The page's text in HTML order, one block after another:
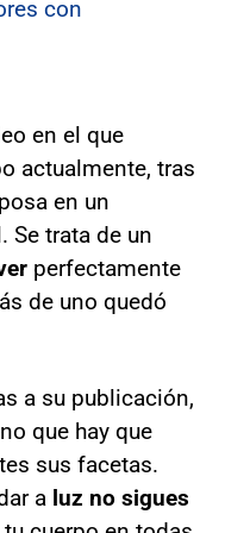
con
en el que
actualmente, tras
en un
Se trata de un
perfectamente
de uno quedó
a su publicación,
que hay que
sus facetas.
a luz no sigues